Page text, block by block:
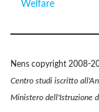
Welfare
Nens copyright 2008-
Centro studi iscritto
Ministero dell'Istruzione